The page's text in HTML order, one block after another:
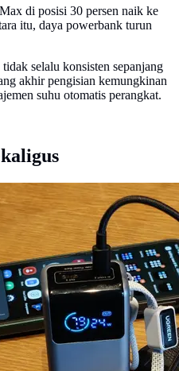
di posisi 30 persen naik ke
itu, daya powerbank turun
selalu konsisten sepanjang
akhir pengisian kemungkinan
suhu otomatis perangkat.